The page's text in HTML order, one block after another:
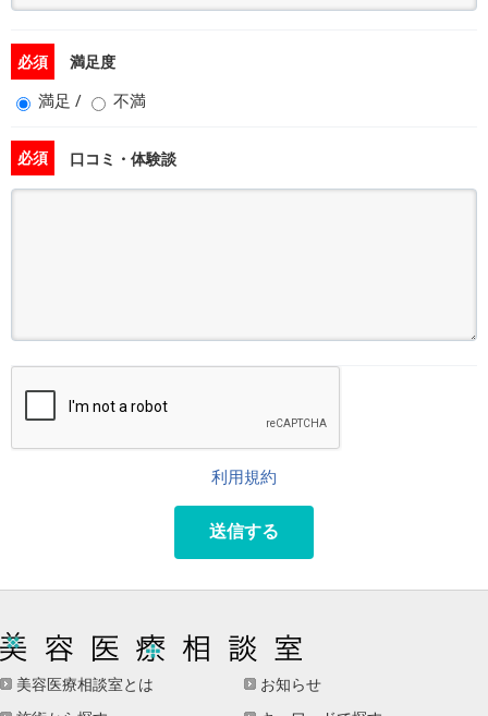
必須 満足度
満足 / 不満
必須 口コミ・体験談
利用規約
送信する
美容医療相談室とは
お知らせ